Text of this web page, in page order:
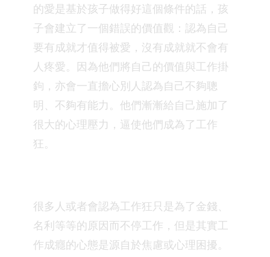
的愛是基於孩子做得好這個條件的話，孩
子會建立了一個錯誤的價值觀：認為自己
要有成就才值得被愛，沒有成就就不會有
人疼愛。因為他們將自己的價值與工作掛
鉤，亦會一直擔心別人認為自己不夠聰
明、不夠有能力。他們漸漸給自己施加了
很大的心理壓力，逼使他們成為了工作
狂。
很多人或者會認為工作狂只是為了金錢、
名利等等的原因而不停工作，但是其實工
作成癮的心態是源自於焦慮或心理困擾。